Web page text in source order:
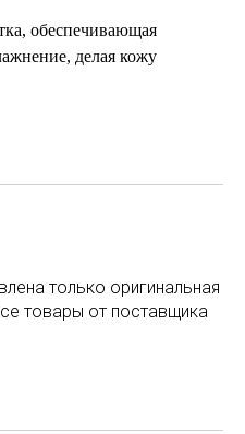
обеспечивающая
делая кожу
только оригинальная
товары от поставщика